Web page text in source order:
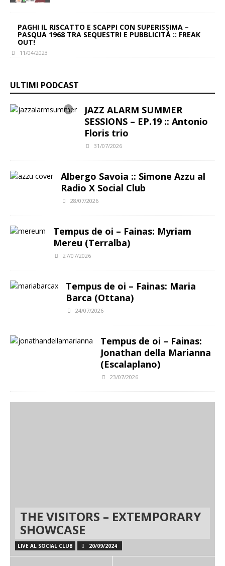
PAGHI IL RISCATTO E SCAPPI CON SUPERISSIMA –
PASQUA 1968 TRA SEQUESTRI E PUBBLICITÀ :: FREAK
OUT!
11/04/2023
ULTIMI PODCAST
JAZZ ALARM SUMMER
SESSIONS – EP.19 :: Antonio
Floris trio
31/07/2026
Albergo Savoia :: Simone Azzu al
Radio X Social Club
28/07/2026
Tempus de oi – Fainas: Myriam
Mereu (Terralba)
27/07/2026
Tempus de oi – Fainas: Maria
Barca (Ottana)
24/07/2026
Tempus de oi – Fainas:
Jonathan della Marianna
(Escalaplano)
23/07/2026
THE VISITORS – EXTEMPORARY
SHOWCASE
LIVE AL SOCIAL CLUB 20/09/2024